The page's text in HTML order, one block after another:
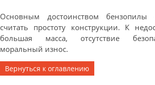
Основным достоинством бензопилы
считать простоту конструкции. К
большая масса, отсутствие
моральный износ.
Вернуться к оглавлению